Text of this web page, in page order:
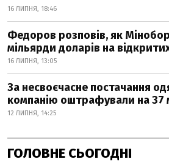
16 ЛИПНЯ, 18:46
Федоров розповів, як
мільярди доларів на
16 ЛИПНЯ, 13:05
За несвоєчасне постачання
компанію оштрафували на 37
12 ЛИПНЯ, 14:25
ГОЛОВНЕ СЬОГОДНІ